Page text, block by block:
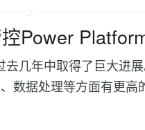
Power
几年中取得了巨大进
数据处理等方面有更